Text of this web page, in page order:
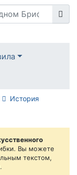
История
Вы можете
текстом,